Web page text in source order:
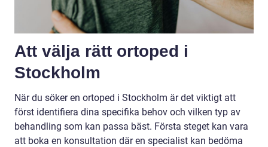
Att välja rätt ortoped i
Stockholm
När du söker en ortoped i Stockholm är det viktigt att
först identifiera dina specifika behov och vilken typ av
behandling som kan passa bäst. Första steget kan vara
att boka en konsultation där en specialist kan bedöma